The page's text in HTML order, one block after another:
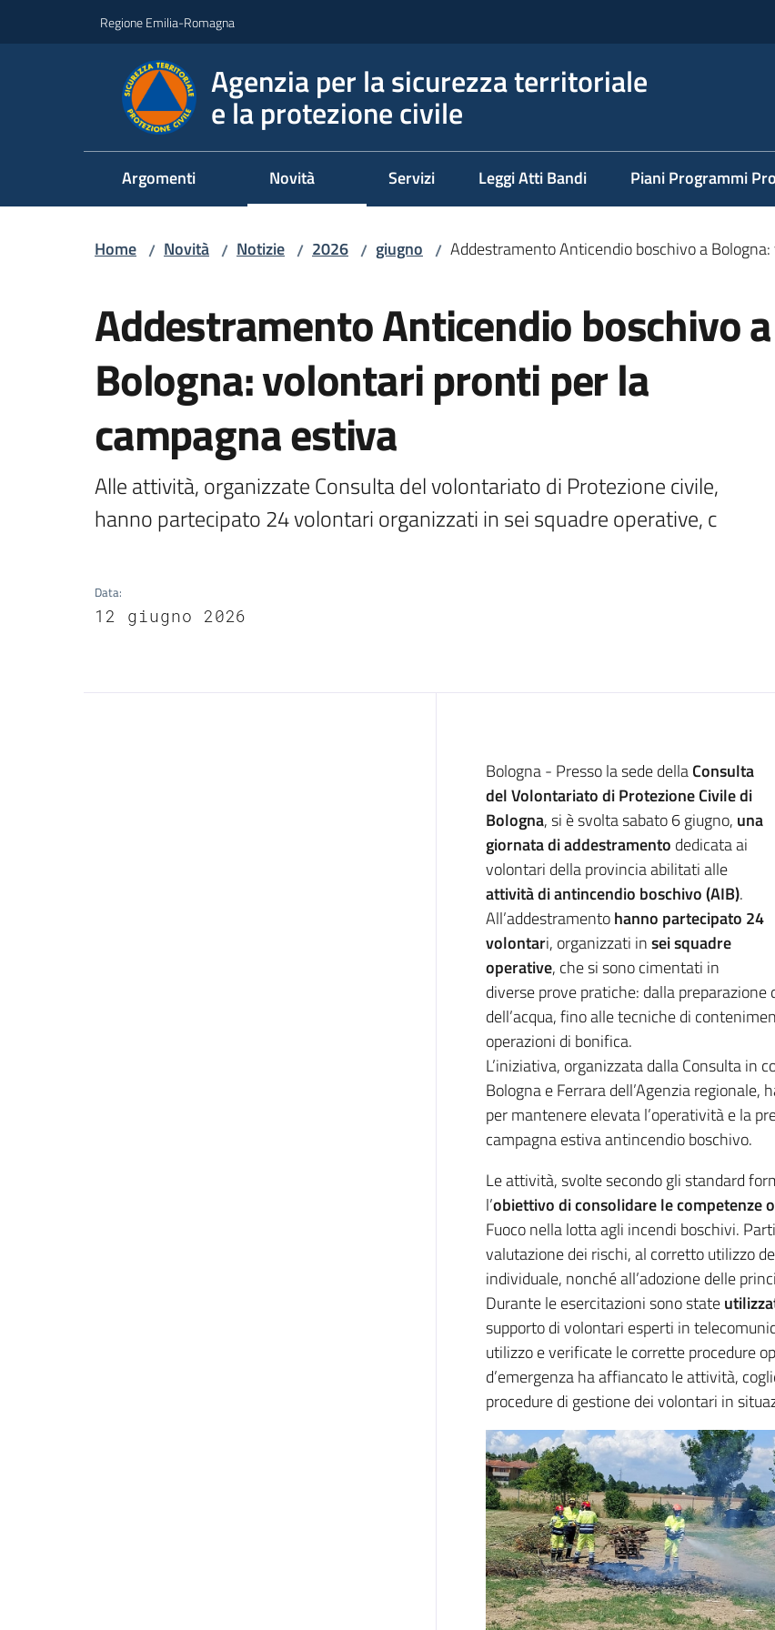
Regione Emilia-Romagna
Agenzia per la sicurezza territoriale
e la protezione civile
Argomenti Novità Servizi Leggi Atti Bandi Piani Programmi
Home / Novità / Notizie / 2026 / giugno / Addestramento Anticendio boschivo a
Addestramento Anticendio boschivo a
Bologna: volontari pronti per la
campagna estiva
Alle attività, organizzate Consulta del volontariato di Protezione civile,
hanno partecipato 24 volontari organizzati in sei squadre operative, c
Data:
12 giugno 2026
Introduzione
Bologna - Presso la sede dellaConsulta
del Volontariato di Protezione Civile di
Bologna, si è svolta sabato 6 giugno, una
giornata di addestramento dedicata ai
volontari della provincia abilitati alle
attività di antincendio boschivo (AIB).
All’addestramentohanno partecipato 24
volontari, organizzati insei squadre
operative, che si sono cimentati in
diverse prove pratiche: dalla
dell’acqua, fino alle tecniche di
operazioni di bonifica.
L’iniziativa, organizzata dalla Consulta in
Bologna e Ferrara dell’Agenzia
per mantenere elevata l’operatività e la
campagna estiva antincendio boschivo.
Le attività, svolte secondo gli standard
l’obiettivo di consolidare le competenze
Fuoco nella lotta agli incendi boschivi.
valutazione dei rischi, al corretto utilizzo
individuale, nonché all’adozione delle
Durante le esercitazioni sono state
supporto di volontari esperti in
utilizzo e verificate le corrette procedure
d’emergenza ha affiancato le attività,
procedure di gestione dei volontari in